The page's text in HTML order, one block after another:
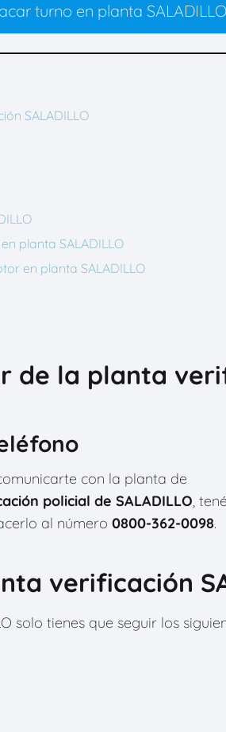
turno en planta SALADILLO
SALADILLO
planta SALADILLO
en planta SALADILLO
de la planta
con la planta de
policial de SALADILLO,
al número 0800-362-0098.
verificación
solo tienes que seguir los